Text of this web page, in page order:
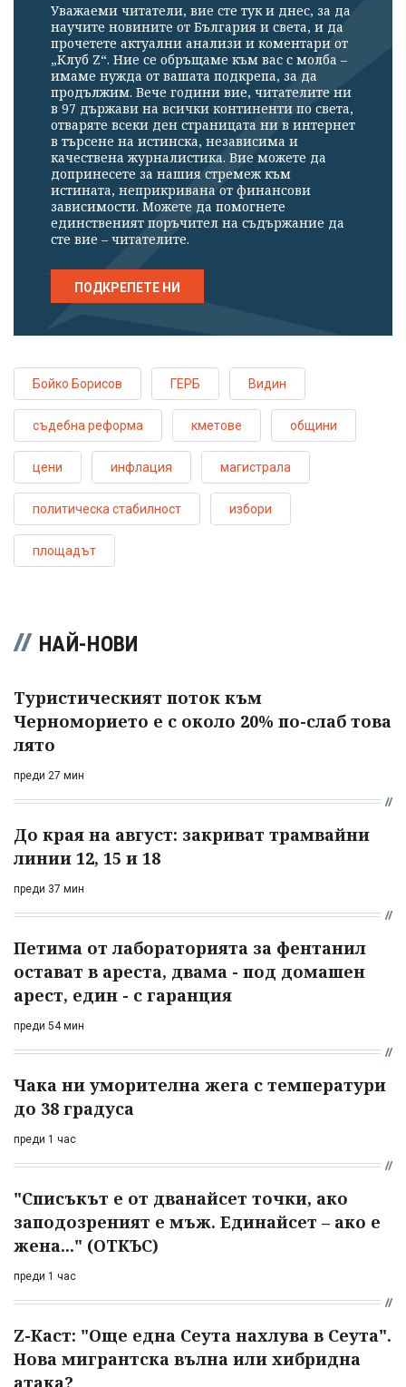
Уважаеми читатели, вие сте тук и днес, за да
научите новините от България и света, и да
прочетете актуални анализи и коментари от
„Клуб Z“. Ние се обръщаме към вас с молба –
имаме нужда от вашата подкрепа, за да
продължим. Вече години вие, читателите ни
в 97 държави на всички континенти по света,
отваряте всеки ден страницата ни в интернет
в търсене на истинска, независима и
качествена журналистика. Вие можете да
допринесете за нашия стремеж към
истината, неприкривана от финансови
зависимости. Можете да помогнете
единственият поръчител на съдържание да
сте вие – читателите.
ПОДКРЕПЕТЕ НИ
Бойко Борисов ГЕРБ Видин
съдебна реформа кметове общини
цени инфлация магистрала
политическа стабилност избори
площадът
НАЙ-НОВИ
Туристическият поток към
Черноморието е с около 20% по-слаб това
лято
преди 27 мин
До края на август: закриват трамвайни
линии 12, 15 и 18
преди 37 мин
Петима от лабораторията за фентанил
остават в ареста, двама - под домашен
арест, един - с гаранция
преди 54 мин
Чака ни уморителна жега с температури
до 38 градуса
преди 1 час
"Списъкът е от дванайсет точки, ако
заподозреният е мъж. Единайсет – ако е
жена..." (ОТКЪС)
преди 1 час
Z-Каст: "Още една Сеута нахлува в Сеута".
Нова мигрантска вълна или хибридна
атака?